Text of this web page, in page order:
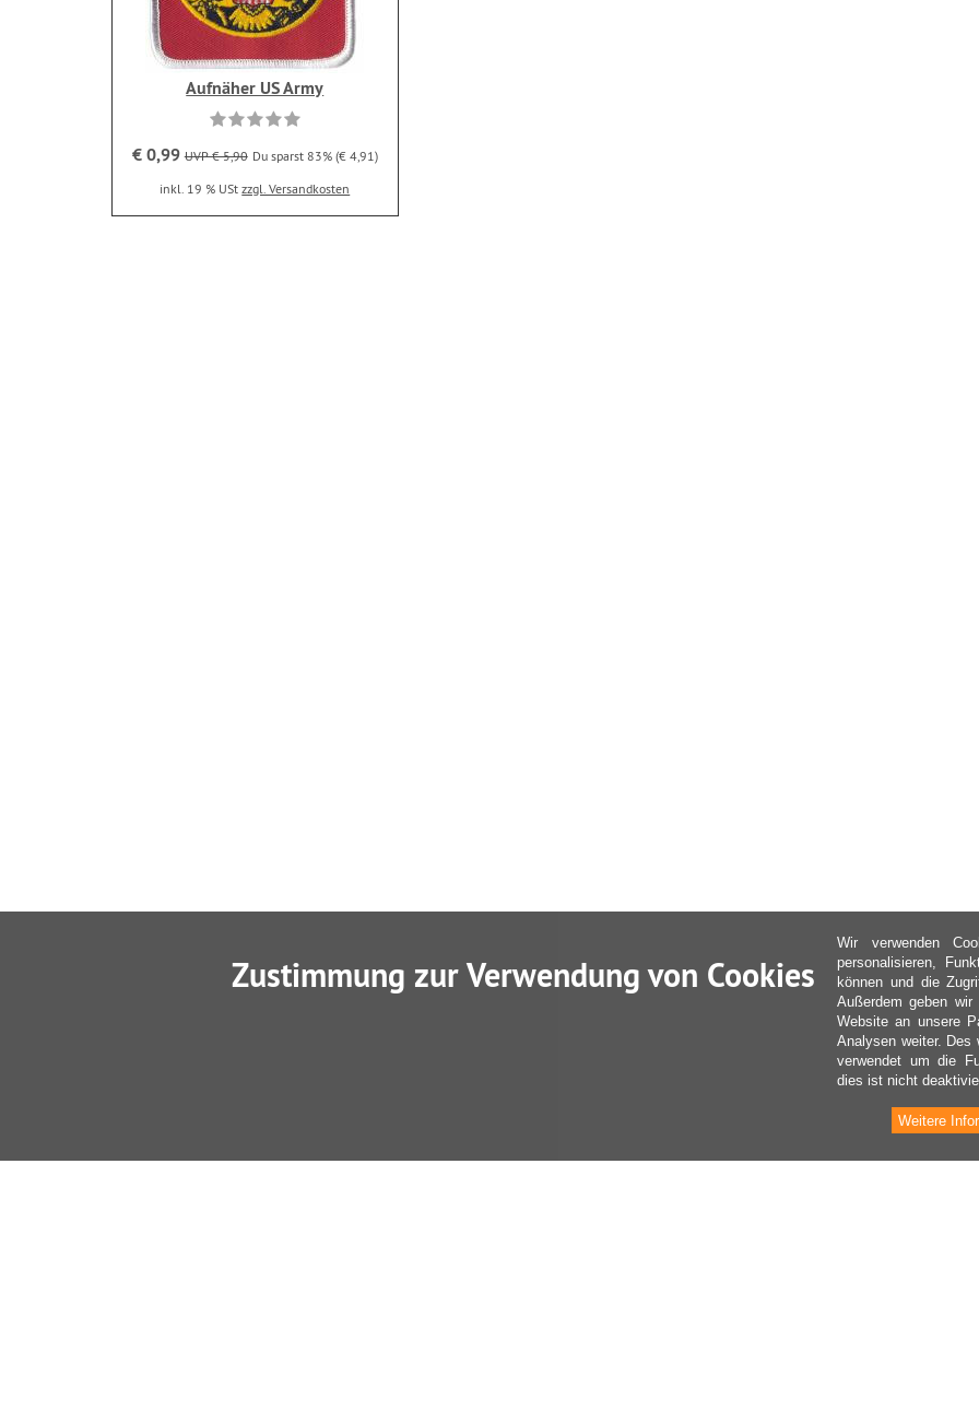
Aufnäher US Army
€ 0,99 UVP € 5,90 Du sparst 83% (€ 4,91)
inkl. 19 % UStzzgl. Versandkosten
Zustimmung zur Verwendung von Cookies
Wir verwenden
personalisieren,
können und die
Außerdem geben
Website an unsere
Analysen weiter. Des
verwendet um die
dies ist nicht
Weitere